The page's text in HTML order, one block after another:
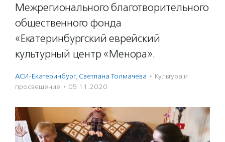
Межрегионального благотворительного
общественного фонда
«Екатеринбургский еврейский
культурный центр «Менора».
АСИ-Екатеринбург, Светлана Толмачева · Культура и
просвещение · 05.11.2020